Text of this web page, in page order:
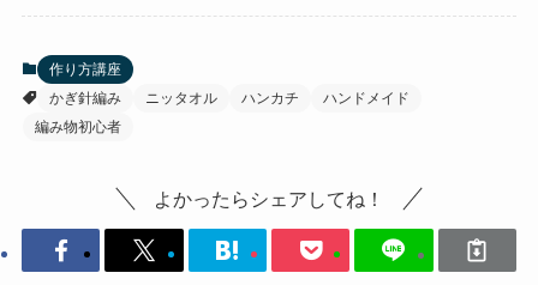
作り方講座
かぎ針編み
ニッタオル ハンカチ
ハンドメイド
編み物初心者
よかったらシェアしてね！